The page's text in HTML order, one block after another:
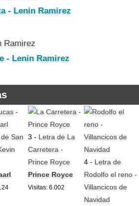
- Lenin Ramirez
- Lenin Ramirez
San
3 - Letra de La
Carretera -
Prince Royce
Prince Royce
Visitas: 6.002
4 - Letra de
Rodolfo el reno -
Villancicos de
Navidad